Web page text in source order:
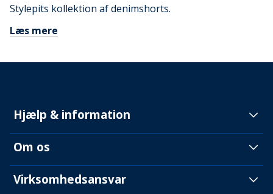
Stylepits kollektion af denimshorts.
Læs mere
Hjælp & information
Om os
Virksomhedsansvar